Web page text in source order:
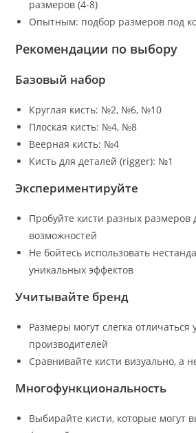
размеров (4-8)
Опытным: подбор размеров под
Рекомендации по выбору
Базовый набор
Круглая кисть: №2, №6, №10
Плоская кисть: №4, №8
Веерная кисть: №4
Кисть для деталей (rigger): №1
Экспериментируйте
Пробуйте кисти разных
возможностей
Не бойтесь использовать
уникальных эффектов
Учитывайте бренд
Размеры могут слегка отличаться
производителей
Сравнивайте кисти визуально, а
Многофункциональность
Выбирайте кисти, которые могут